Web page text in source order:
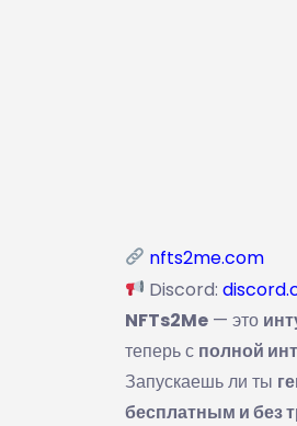
nfts2me.com
Discord:
NFTs2Me — это
теперь с полной
Запускаешь ли ты
бесплатным и без